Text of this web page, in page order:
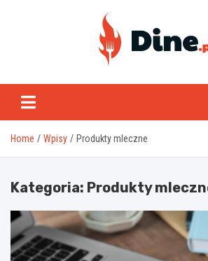
Home Wpisy Produkty mleczne
Kategoria: Produkty